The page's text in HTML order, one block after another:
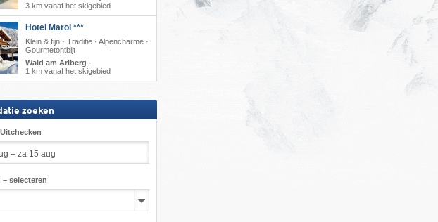
3 km vanaf het skigebied
Hotel Maroi ***
Klein & fijn · Traditie · Alpencharme ·
Gourmetontbijt
Wald am Arlberg ·
1 km vanaf het skigebied
zoeken
– za 15 aug
selecteren